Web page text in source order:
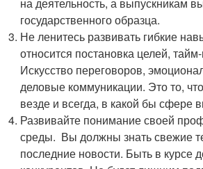
государственного образца.
Не ленитесь развивать гибкие
относится постановка целей,
Искусство переговоров,
деловые коммуникации. Это то,
везде и всегда, в какой бы сфере
Развивайте понимание своей
среды. Вы должны знать свежие
последние новости. Быть в курсе